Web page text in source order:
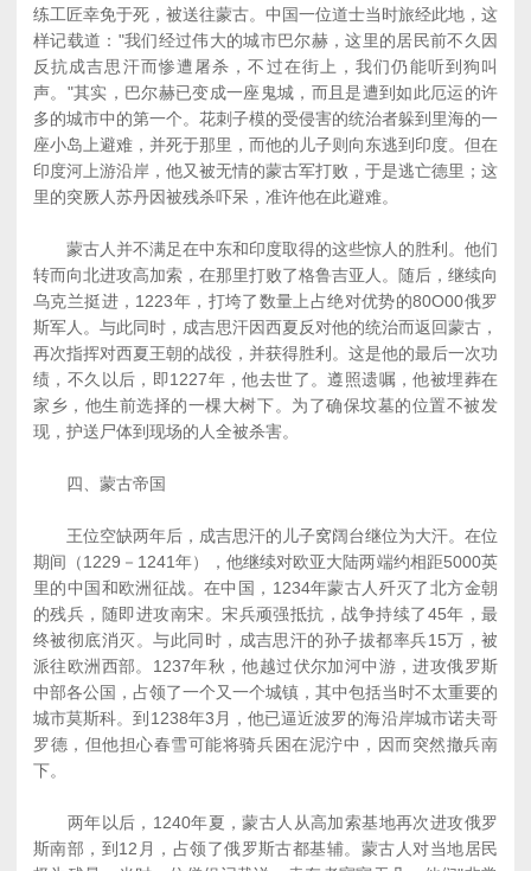
练工匠幸免于死，被送往蒙古。中国一位道士当时旅经此地，这
样记载道："我们经过伟大的城市巴尔赫，这里的居民前不久因
反抗成吉思汗而惨遭屠杀，不过在街上，我们仍能听到狗叫
声。"其实，巴尔赫已变成一座鬼城，而且是遭到如此厄运的许
多的城市中的第一个。花刺子模的受侵害的统治者躲到里海的一
座小岛上避难，并死于那里，而他的儿子则向东逃到印度。但在
印度河上游沿岸，他又被无情的蒙古军打败，于是逃亡德里；这
里的突厥人苏丹因被残杀吓呆，准许他在此避难。
蒙古人并不满足在中东和印度取得的这些惊人的胜利。他们
转而向北进攻高加索，在那里打败了格鲁吉亚人。随后，继续向
乌克兰挺进，1223年，打垮了数量上占绝对优势的80O00俄罗
斯军人。与此同时，成吉思汗因西夏反对他的统治而返回蒙古，
再次指挥对西夏王朝的战役，并获得胜利。这是他的最后一次功
绩，不久以后，即1227年，他去世了。遵照遗嘱，他被埋葬在
家乡，他生前选择的一棵大树下。为了确保坟墓的位置不被发
现，护送尸体到现场的人全被杀害。
四、蒙古帝国
王位空缺两年后，成吉思汗的儿子窝阔台继位为大汗。在位
期间（1229－1241年），他继续对欧亚大陆两端约相距5000英
里的中国和欧洲征战。在中国，1234年蒙古人歼灭了北方金朝
的残兵，随即进攻南宋。宋兵顽强抵抗，战争持续了45年，最
终被彻底消灭。与此同时，成吉思汗的孙子拔都率兵15万，被
派往欧洲西部。1237年秋，他越过伏尔加河中游，进攻俄罗斯
中部各公国，占领了一个又一个城镇，其中包括当时不太重要的
城市莫斯科。到1238年3月，他已逼近波罗的海沿岸城市诺夫哥
罗德，但他担心春雪可能将骑兵困在泥泞中，因而突然撤兵南
下。
两年以后，1240年夏，蒙古人从高加索基地再次进攻俄罗
斯南部，到12月，占领了俄罗斯古都基辅。蒙古人对当地居民